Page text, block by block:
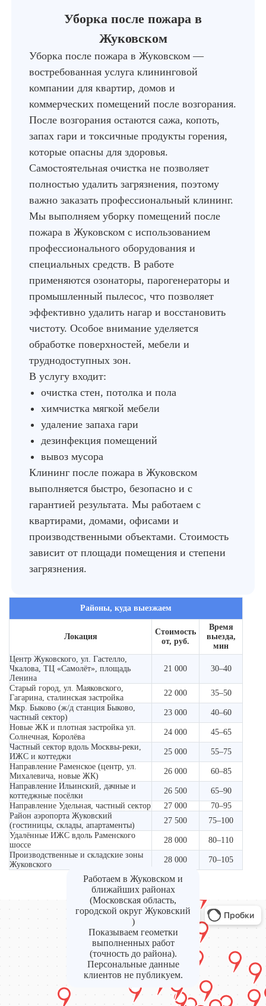
Уборка после пожара в
Жуковском
Уборка после пожара в Жуковском —
востребованная услуга клининговой
компании для квартир, домов и
коммерческих помещений после возгорания.
После возгорания остаются сажа, копоть,
запах гари и токсичные продукты горения,
которые опасны для здоровья.
Самостоятельная очистка не позволяет
полностью удалить загрязнения, поэтому
важно заказать профессиональный клининг.
Мы выполняем уборку помещений после
пожара в Жуковском с использованием
профессионального оборудования и
специальных средств. В работе
применяются озонаторы, парогенераторы и
промышленный пылесос, что позволяет
эффективно удалить нагар и восстановить
чистоту. Особое внимание уделяется
обработке поверхностей, мебели и
труднодоступных зон.
В услугу входит:
очистка стен, потолка и пола
химчистка мягкой мебели
удаление запаха гари
дезинфекция помещений
вывоз мусора
Клининг после пожара в Жуковском
выполняется быстро, безопасно и с
гарантией результата. Мы работаем с
квартирами, домами, офисами и
производственными объектами. Стоимость
зависит от площади помещения и степени
загрязнения.
Районы, куда выезжаем
Локация
Стоимость
от, руб.
Время
выезда,
мин
Центр Жуковского, ул. Гастелло,
Чкалова, ТЦ «Самолёт», площадь
Ленина
21 000 30–40
Старый город, ул. Маяковского,
Гагарина, сталинская застройка
22 000
35–50
Мкр. Быково (ж/д станция Быково,
частный сектор)
23 000
40–60
Новые ЖК и плотная застройка ул.
Солнечная, Королёва
24 000
45–65
Частный сектор вдоль Москвы-реки,
ИЖС и коттеджи
25 000
55–75
Направление Раменское (центр, ул.
Михалевича, новые ЖК)
26 000
60–85
Направление Ильинский, дачные и
коттеджные посёлки
26 500
65–90
Направление Удельная, частный сектор
27 000
70–95
Район аэропорта Жуковский
(гостиницы, склады, апартаменты)
27 500
75–100
Удалённые ИЖС вдоль Раменского
шоссе
28 000
80–110
Производственные и складские зоны
Жуковского
28 000 70–105
Работаем в Жуковском и
ближайших районах
(Московская область,
городской округ Жуковский
)
Показываем геометки
выполненных работ
(точность до района).
Персональные данные
клиентов не публикуем.